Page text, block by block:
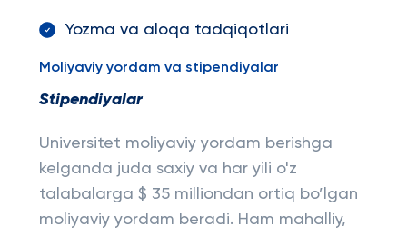
Yozma va aloqa tadqiqotlari
Moliyaviy yordam va stipendiyalar
Stipendiyalar
Universitet moliyaviy yordam berishga
kelganda juda saxiy va har yili o'z
talabalarga $ 35 milliondan ortiq bo’lgan
moliyaviy yordam beradi. Ham mahalliy,